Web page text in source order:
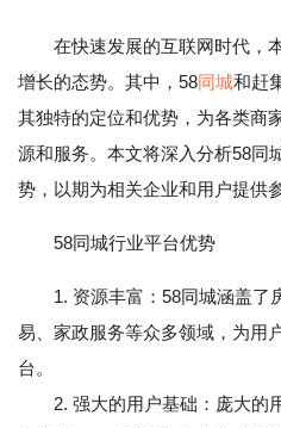
在快速发展的互联网时代，
增长的态势。其中，58同城和赶
其独特的定位和优势，为各类商
源和服务。本文将深入分析58同
势，以期为相关企业和用户提供参
58同城行业平台优势
1. 资源丰富：58同城涵盖了
易、家政服务等众多领域，为用
台。
2. 强大的用户基础：庞大的